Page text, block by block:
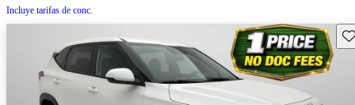
Incluye tarifas de conc.